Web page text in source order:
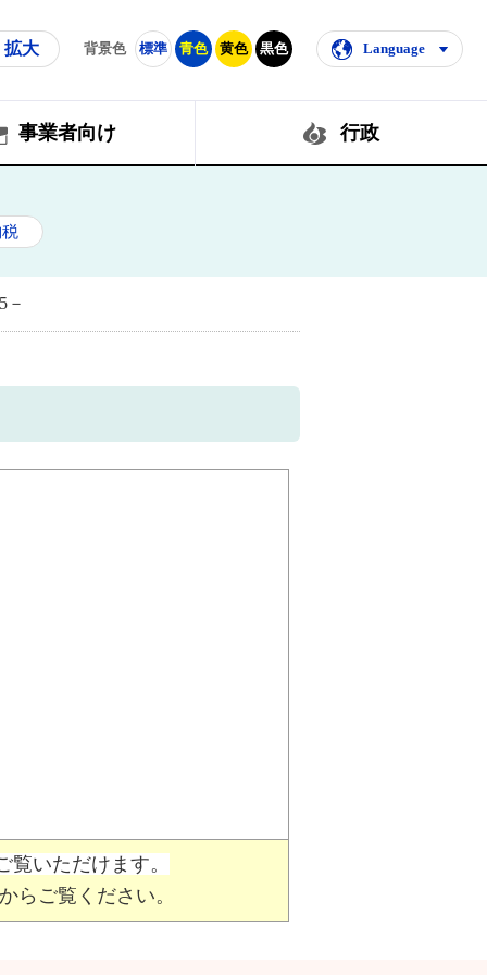
拡大 背景色 標準 青色 黄色 黒色 Language
事業者向け 行政
いただけます。
からご覧ください。